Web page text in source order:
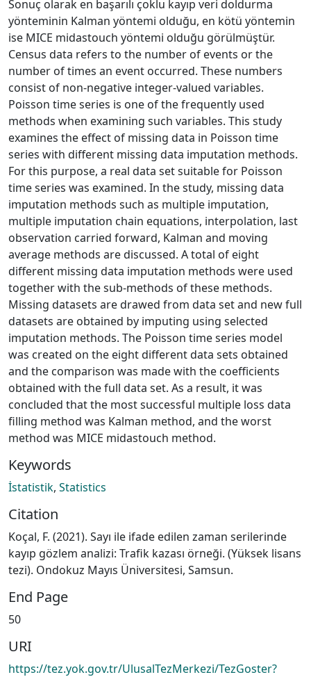
Sonuç olarak en başarılı çoklu kayıp veri doldurma
yönteminin Kalman yöntemi olduğu, en kötü yöntemin
ise MICE midastouch yöntemi olduğu görülmüştür.
Census data refers to the number of events or the
number of times an event occurred. These numbers
consist of non-negative integer-valued variables.
Poisson time series is one of the frequently used
methods when examining such variables. This study
examines the effect of missing data in Poisson time
series with different missing data imputation methods.
For this purpose, a real data set suitable for Poisson
time series was examined. In the study, missing data
imputation methods such as multiple imputation,
multiple imputation chain equations, interpolation, last
observation carried forward, Kalman and moving
average methods are discussed. A total of eight
different missing data imputation methods were used
together with the sub-methods of these methods.
Missing datasets are drawed from data set and new full
datasets are obtained by imputing using selected
imputation methods. The Poisson time series model
was created on the eight different data sets obtained
and the comparison was made with the coefficients
obtained with the full data set. As a result, it was
concluded that the most successful multiple loss data
filling method was Kalman method, and the worst
method was MICE midastouch method.
Keywords
İstatistik, Statistics
Citation
Koçal, F. (2021). Sayı ile ifade edilen zaman serilerinde
kayıp gözlem analizi: Trafik kazası örneği. (Yüksek lisans
tezi). Ondokuz Mayıs Üniversitesi, Samsun.
End Page
50
URI
https://tez.yok.gov.tr/UlusalTezMerkezi/TezGoster?